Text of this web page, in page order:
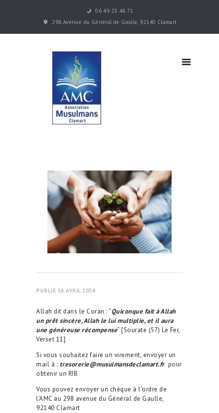
06 49 23 48 71
298 Avenue du Général de Gaulle, 92140 Clamart
Accueil
Les cours
pratiques
Actualités
Contacts
PUBLIÉ 16 AVRIL 2024
Allah dit dans le Coran : “Quiconque fait à Allah
un prêt sincère, Allah le lui multiplie, et il aura
une généreuse récompense” [Sourate (57) Le Fer,
Verset 11]
Si vous souhaitez faire un virement, envoyer un
mail à : tresorerie@musulmansdeclamart.frpour
obtenir un RIB
Vous pouvez envoyer un chèque à l’ordre de
l’AMC au 298 avenue du Général de Gaulle,
92140 Clamart